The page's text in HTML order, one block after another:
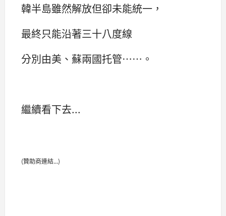
韓半島雖然解放但卻未能統一，
最終只能沿著三十八度線
分別由美、蘇兩國托管……。
繼續看下去...
(贊助商連結...)